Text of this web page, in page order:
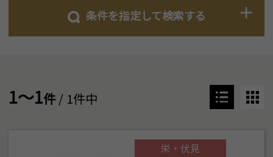
条件を指定して検索する
1～1件/ 1件中
栄・伏見